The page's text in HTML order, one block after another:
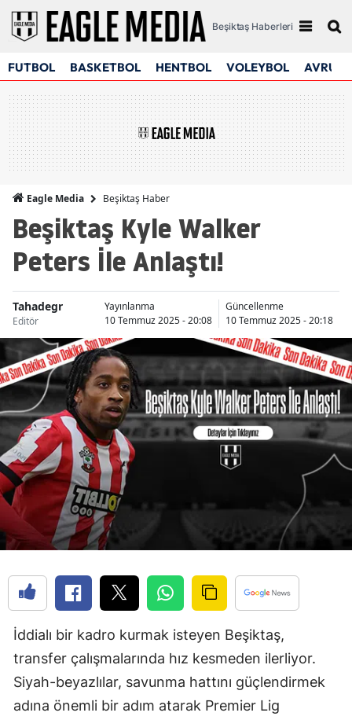
Beşiktaş Haberleri
FUTBOL BASKETBOL HENTBOL VOLEYBOL
Eagle Media Beşiktaş Haber
Beşiktaş Kyle Walker
Peters İle Anlaştı!
Tahadegr
Editör
Yayınlanma
10 Temmuz 2025 - 20:08
Güncellenme
10 Temmuz 2025 - 20:18
İddialı bir kadro kurmak isteyen Beşiktaş,
transfer çalışmalarında hız kesmeden ilerliyor.
Siyah-beyazlılar, savunma hattını güçlendirmek
adına önemli bir adım atarak Premier Lig